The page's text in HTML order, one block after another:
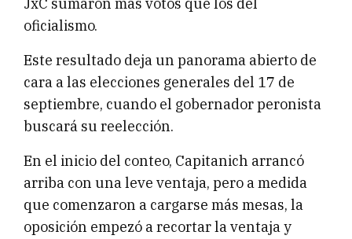
JxC sumaron más votos que los del
oficialismo.
Este resultado deja un panorama abierto de
cara a las elecciones generales del 17 de
septiembre, cuando el gobernador peronista
buscará su reelección.
En el inicio del conteo, Capitanich arrancó
arriba con una leve ventaja, pero a medida
que comenzaron a cargarse más mesas, la
oposición empezó a recortar la ventaja y